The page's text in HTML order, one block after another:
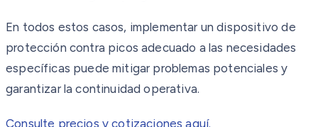
En todos estos casos, implementar un dispositivo de
protección contra picos adecuado a las necesidades
específicas puede mitigar problemas potenciales y
garantizar la continuidad operativa.
Consulte precios y cotizaciones aquí.